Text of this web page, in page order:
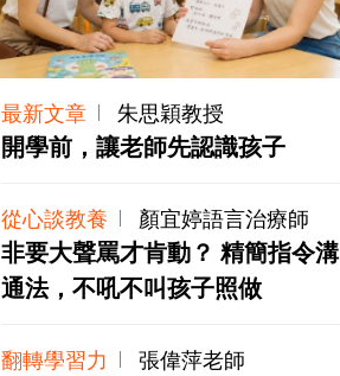
最新文章 朱思穎教授
開學前，讓老師先認識孩子
從心談教養 顏宜婷語言治療師
非要大聲罵才肯動？ 精簡指令溝
通法，不吼不叫孩子照做
翻轉學習力 張偉萍老師